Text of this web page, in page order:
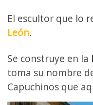
El escultor que lo
León.
Se construye en la
toma su nombre
Capuchinos que